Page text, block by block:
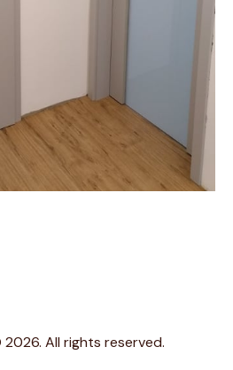
All rights reserved.